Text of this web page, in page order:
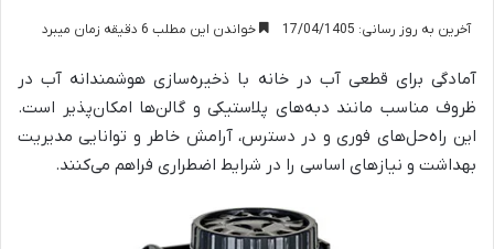
آخرین به روز رسانی: 17/04/1405 خواندن این مطلب 6 دقیقه زمان میبرد
آمادگی برای قطعی آب در خانه با ذخیره‌سازی هوشمندانه آب در
ظروف مناسب مانند دبه‌های پلاستیکی و گالن‌ها امکان‌پذیر است.
این راه‌حل‌های فوری و در دسترس، آرامش خاطر و توانایی مدیریت
بهداشت و نیازهای اساسی را در شرایط اضطراری فراهم می‌کنند.